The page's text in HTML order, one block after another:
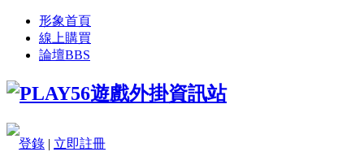
形象首頁
線上購買
論壇BBS
登錄 | 立即註冊